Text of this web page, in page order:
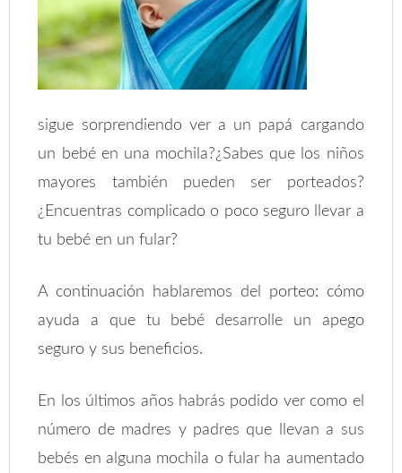
sigue sorprendiendo ver a un papá cargando
un bebé en una mochila?¿Sabes que los niños
mayores también pueden ser porteados?
¿Encuentras complicado o poco seguro llevar a
tu bebé en un fular?
A continuación hablaremos del porteo: cómo
ayuda a que tu bebé desarrolle un apego
seguro y sus beneficios.
En los últimos años habrás podido ver como el
número de madres y padres que llevan a sus
bebés en alguna mochila o fular ha aumentado